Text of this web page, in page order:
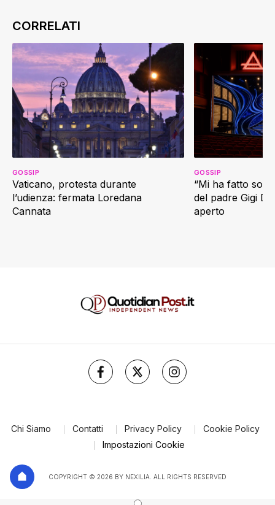
Vaticano, protesta durante
l’udienza: fermata Loredana
Cannata
GOSSIP
“Mi ha fatto
del padre Gigi
aperto
GOSSIP
Chi Siamo Contatti Privacy Policy
Cookie Policy
Impostazioni Cookie
COPYRIGHT © 2026 BY NEXILIA. ALL RIGHTS RESERVED